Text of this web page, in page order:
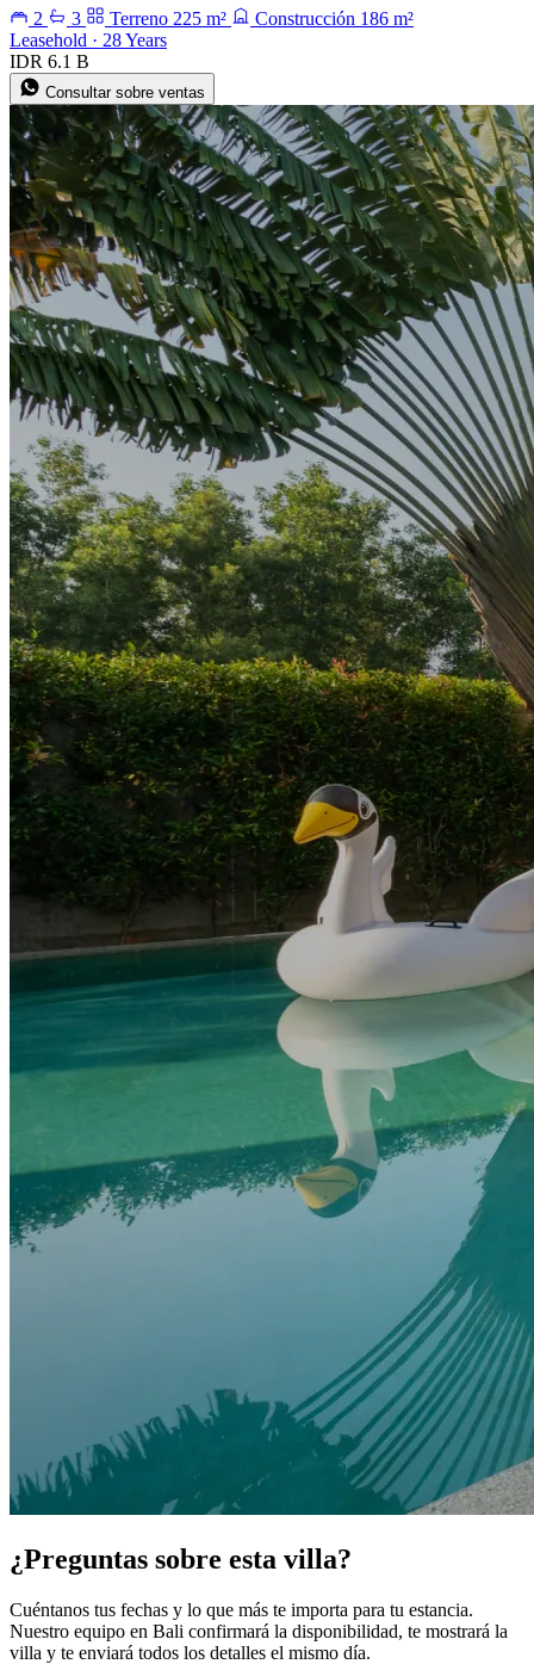
2 3 Terreno 225 m²
Construcción 186 m²
Leasehold · 28 Years
IDR 6.1 B
Consultar sobre ventas
¿Preguntas sobre esta villa?
Cuéntanos tus fechas y lo que más te importa para tu estancia.
Nuestro equipo en Bali confirmará la disponibilidad, te mostrará la
villa y te enviará todos los detalles el mismo día.